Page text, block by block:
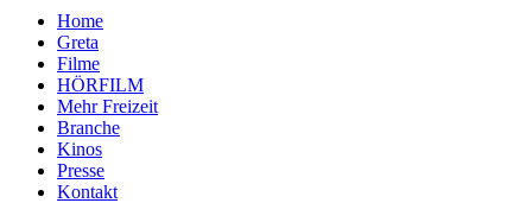
Home
Greta
Filme
HÖRFILM
Mehr Freizeit
Branche
Kinos
Presse
Kontakt